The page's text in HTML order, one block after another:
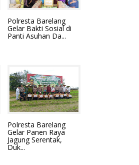
Polresta Barelang
Gelar Bakti Sosial di
Panti Asuhan Da...
Polresta Barelang
Gelar Panen Raya
Jagung Serentak,
Duk...